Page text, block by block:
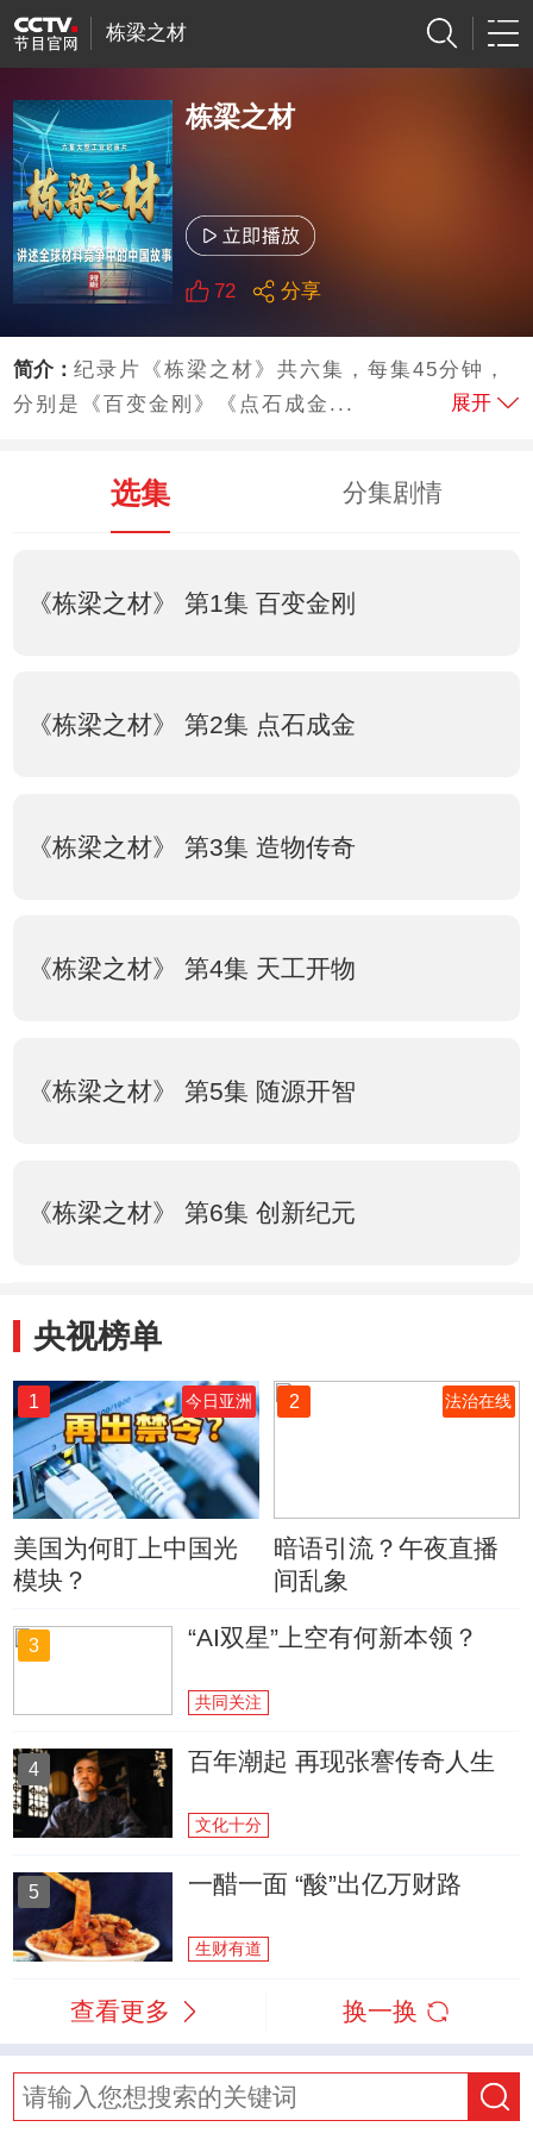
栋梁之材
栋梁之材
72 分享
简介：纪录片《栋梁之材》共六集，每集45分钟，
分别是《百变金刚》《点石成金...
展开
选集 分集剧情
《栋梁之材》 第1集 百变金刚
《栋梁之材》 第2集 点石成金
《栋梁之材》 第3集 造物传奇
《栋梁之材》 第4集 天工开物
《栋梁之材》 第5集 随源开智
《栋梁之材》 第6集 创新纪元
央视榜单
1 今日亚洲
美国为何盯上中国光
模块？
2 法治在线
暗语引流？午夜直播
间乱象
3 “AI双星”上空有何新本领？
共同关注
4 百年潮起 再现张謇传奇人生
文化十分
5 一醋一面 “酸”出亿万财路
生财有道
查看更多 换一换